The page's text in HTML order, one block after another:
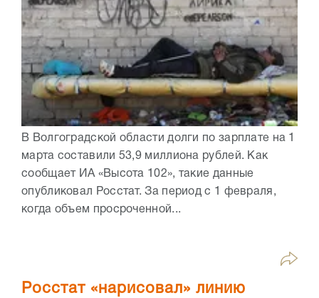
В Волгоградской области долги по зарплате на 1
марта составили 53,9 миллиона рублей. Как
сообщает ИА «Высота 102», такие данные
опубликовал Росстат. За период с 1 февраля,
когда объем просроченной...
Росстат «нарисовал» линию